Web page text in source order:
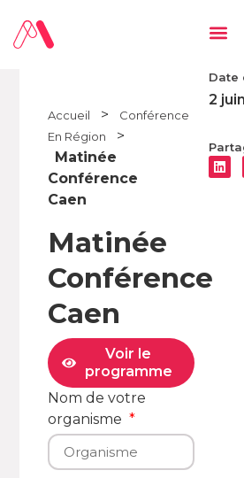
Accueil >
Conférence
En Région
>
Matinée
Conférence
Caen
Matinée
Conférence
Caen
Voir le
programme
Nom de votre
organisme
Date
2